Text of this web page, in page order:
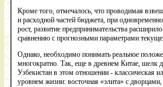
Кроме того, отмечалось, что проводимая
и расходной частей бюджета, при
рост, развитие предпринимательства
сравнению с прогнозными параметрами
Однако, необходимо понимать реальное
многократно. Так, еще в древнем Китае, шелк
Узбекистан в этом отношении - классическая
уровнем жизни: восточная «элита» с